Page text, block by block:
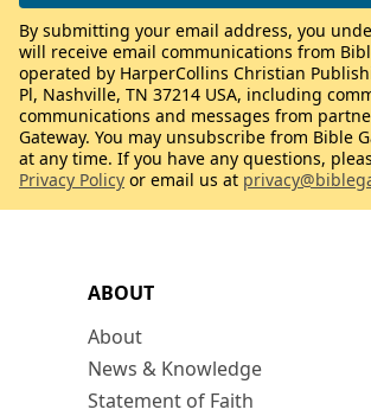
ABOUT
About
News & Knowledge
Statement of Faith
By submitting your email address, you
will receive email communications from
operated by HarperCollins Christian
Pl, Nashville, TN 37214 USA, including
communications and messages from
Gateway. You may unsubscribe from Bible
at any time. If you have any questions,
Privacy Policy or email us at